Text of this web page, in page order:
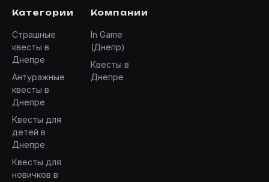
Категории
Страшные
квесты в
Днепре
Антуражные
квесты в
Днепре
Квесты для
детей в
Днепре
Квесты для
новичков в
Компании
In Game
(Днепр)
Квесты в
Днепре